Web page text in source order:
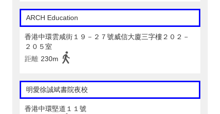
ARCH Education
香港中環雲咸街１９－２７號威信大廈三字樓２０２－
２０５室
距離 230m
明愛徐誠斌書院夜校
香港中環堅道１１號